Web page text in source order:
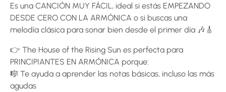
Es una CANCIÓN MUY FÁCIL, ideal si estás EMPEZANDO
DESDE CERO CON LA ARMÓNICA o si buscas una
melodía clásica para sonar bien desde el primer día 🎶🎸
👉 The House of the Rising Sun es perfecta para
PRINCIPIANTES EN ARMÓNICA porque:
🎼 Te ayuda a aprender las notas básicas, incluso las más
agudas